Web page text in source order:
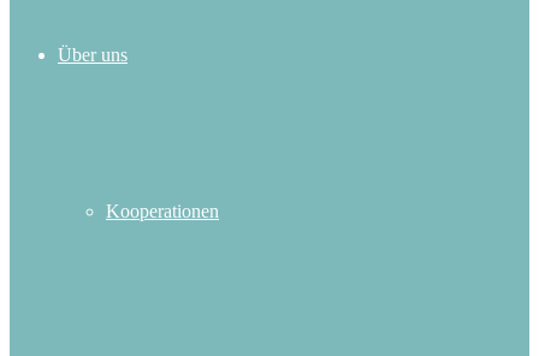
Über uns
Kooperationen